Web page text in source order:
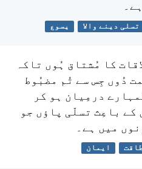
تسلی دینے والا یسوع
کا مُشتاق ہُوں تاکہ
دُوں جِس سے تُم مضبُوط
درمِیان ہو کر
کے باعِث تسلّی پاؤں جو
میں ہے۔
طاقت ایمان